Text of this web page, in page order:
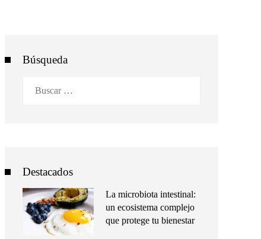
Búsqueda
Destacados
La microbiota intestinal:
un ecosistema complejo
que protege tu bienestar